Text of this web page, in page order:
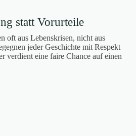
statt Vorurteile
oft aus Lebenskrisen, nicht aus
jeder Geschichte mit Respekt
verdient eine faire Chance auf einen